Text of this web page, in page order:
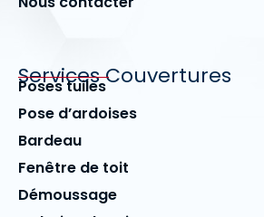
Services Couvertures
Poses tuiles
Pose d’ardoises
Bardeau
Fenêtre de toit
Démoussage